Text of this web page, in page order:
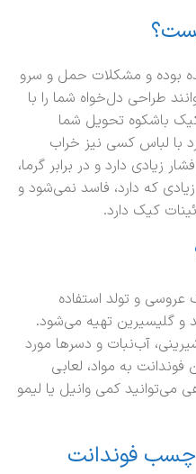
بوده و مشکلات حمل و سرو
طراحی دل‌خواه شما را با
باشکوه تحویل شما
با لباس کسی نیز خراب
زیادی دارد و در برابر گرما،
که دارد، فاسد نمی‌شود و
کیک دارد.
و تولد استفاده
و گلیسیرین تهیه می‌شود.
آب‌نبات و دسرها مورد
فوندانت به مواد، لعابی
کمی وانیل یا لیمو
چسب فوندانت